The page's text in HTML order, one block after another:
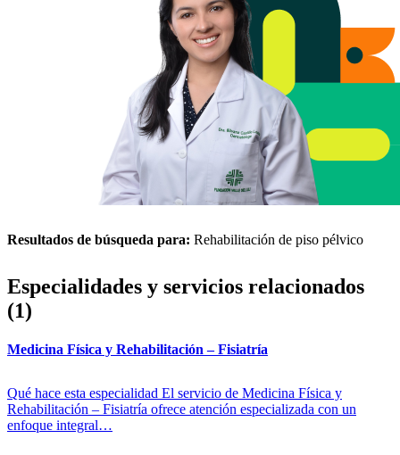
Resultados de búsqueda para: Rehabilitación de piso pélvico
Especialidades y servicios relacionados
(1)
Medicina Física y Rehabilitación – Fisiatría
Qué hace esta especialidad El servicio de Medicina Física y
Rehabilitación – Fisiatría ofrece atención especializada con un
enfoque integral…